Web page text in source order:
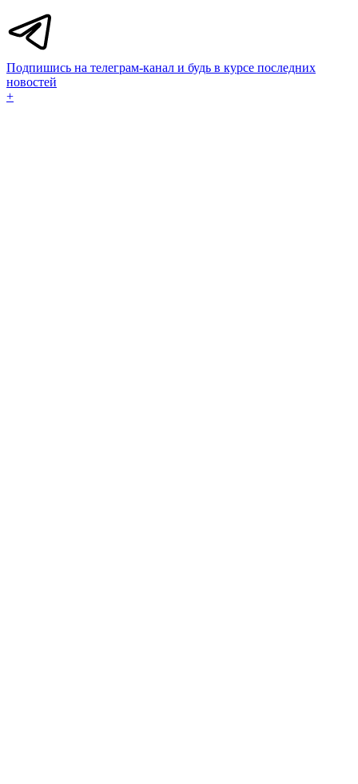
Подпишись на телеграм-канал и будь в курсе последних
новостей
+